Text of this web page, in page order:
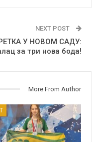
NEXT POST
У НОВОМ САДУ:
за три нова бода!
More From Author